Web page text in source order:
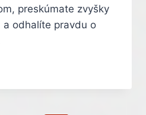
preskúmate zvyšky
a odhalíte pravdu o